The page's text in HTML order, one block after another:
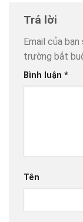
Trả lời
Email của
trường bắt
Bình luận *
Tên